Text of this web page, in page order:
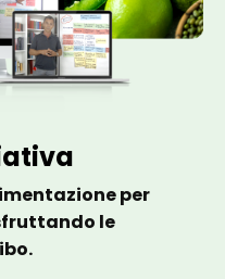
per
le